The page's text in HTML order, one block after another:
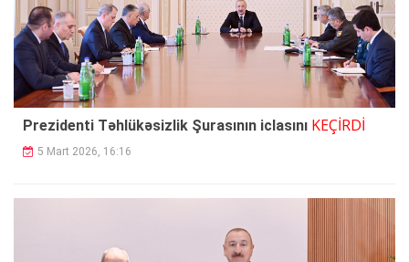
Prezidenti Təhlükəsizlik Şurasının iclasını KEÇİRDİ
5 Mart 2026, 16:16